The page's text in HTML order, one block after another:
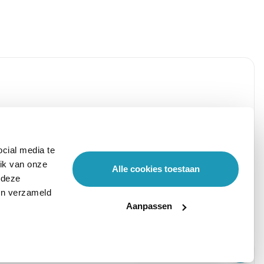
media te
van onze
verzameld
Alle cookies toestaan
Aanpassen